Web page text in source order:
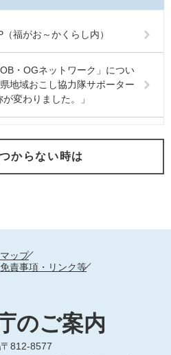
福がお～かくらし内）
・OGネットワーク」につい
地域おこし協力隊サポーター
変わりました。」
からない時は
ップ
免責事項・リンク等
のご案内
〒812-8577